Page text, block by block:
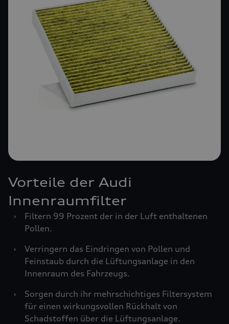
Vorteile der Audi
Innenraumfilter
›
Filtern 99 Prozent der in der Luft enthaltenen
Pollen.
›
Verringern das Eindringen von Pollen und
Feinstaub durch die Lüftungsanlage in den
Innenraum des Fahrzeugs.
›
Sorgen durch ihr mehrschichtiges Filtersystem
für einen wirkungsvollen Rückhalt von
Schadstoffen über die Lüftungsanlage.